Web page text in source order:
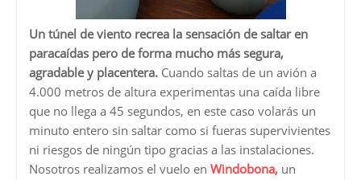
Un túnel de viento recrea la sensación de saltar en
paracaídas pero de forma mucho más segura,
agradable y placentera. Cuando saltas de un avión a
4.000 metros de altura experimentas una caída libre
que no llega a 45 segundos, en este caso volarás un
minuto entero sin saltar como si fueras supervivientes
ni riesgos de ningún tipo gracias a las instalaciones.
Nosotros realizamos el vuelo en Windobona, un